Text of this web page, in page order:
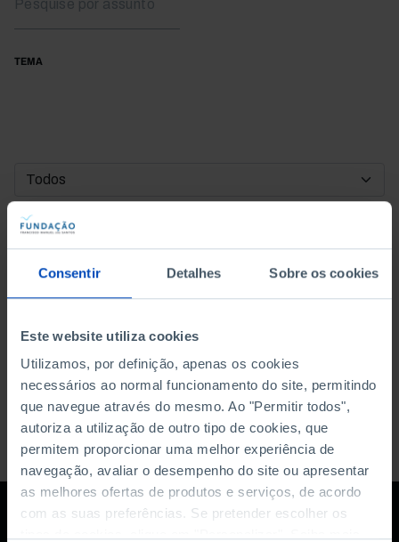
Consentir Detalhes Sobre os cookies
Este website utiliza cookies
Utilizamos, por definição, apenas os cookies
necessários ao normal funcionamento do site, permitindo
que navegue através do mesmo. Ao "Permitir todos",
autoriza a utilização de outro tipo de cookies, que
permitem proporcionar uma melhor experiência de
navegação, avaliar o desempenho do site ou apresentar
as melhores ofertas de produtos e serviços, de acordo
com as suas preferências. Se pretender escolher os
TEMA
DATA DE INÍCIO
DATA DE FIM